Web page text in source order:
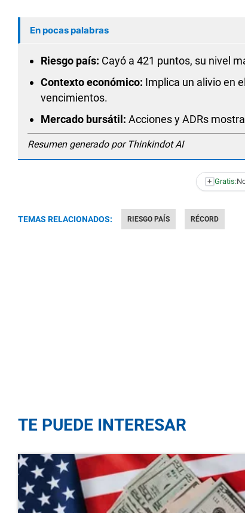
En pocas palabras
Riesgo país: Cayó a 421 puntos, su nivel
Contexto económico: Implica un alivio en
vencimientos.
Mercado bursátil: Acciones y ADRs
Resumen generado por Thinkindot AI
+ Gratis:
TEMAS RELACIONADOS: RIESGO PAÍS RÉCORD
TE PUEDE INTERESAR